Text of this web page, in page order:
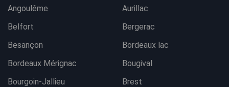
Angoulême
Aurillac
Belfort
Bergerac
Besançon
Bordeaux lac
Bordeaux Mérignac
Bougival
Bourgoin-Jallieu
Brest